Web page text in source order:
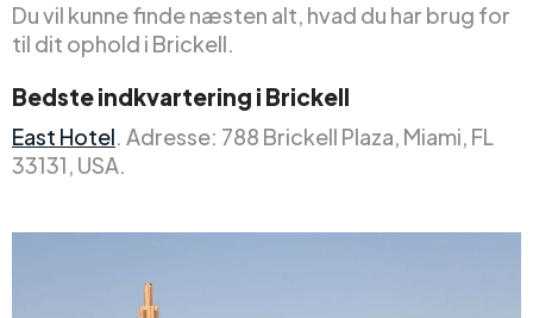
Du vil kunne finde næsten alt, hvad du har brug for
til dit ophold i Brickell.
Bedste indkvartering i Brickell
East Hotel. Adresse: 788 Brickell Plaza, Miami, FL
33131, USA.